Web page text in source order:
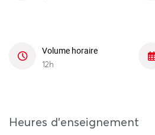
Volume horaire
12h
Heures d'enseignement